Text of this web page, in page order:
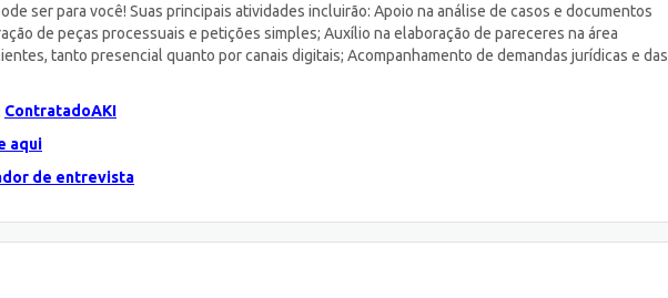
ser para você! Suas principais atividades incluirão: Apoio na análise de casos e documentos
de peças processuais e petições simples; Auxílio na elaboração de pareceres na área
tanto presencial quanto por canais digitais; Acompanhamento de demandas jurídicas e das
ContratadoAKI
aqui
de entrevista